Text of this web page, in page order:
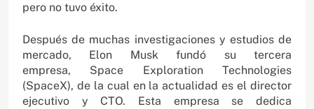
pero no tuvo éxito.
Después de muchas investigaciones y estudios de
mercado, Elon Musk fundó su tercera
empresa, Space Exploration Technologies
(SpaceX), de la cual en la actualidad es el director
ejecutivo y CTO. Esta empresa se dedica